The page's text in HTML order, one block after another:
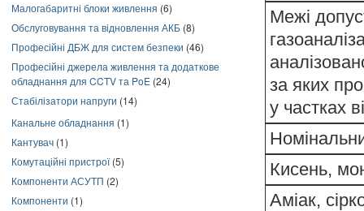
Малогабаритні блоки живлення (6)
Обслуговування та відновлення АКБ (8)
Професійні ДБЖ для систем безпеки (46)
Професійні джерела живлення та додаткове
обладнання для CCTV та PoE (24)
Стабілізатори напруги (14)
Канальне обладнання (1)
Кантувач (1)
Комутаційні пристрої(5)
Компоненти АСУТП (2)
Компоненти (1)
Межі
за яких
у частках
Кисень,
Аміак,